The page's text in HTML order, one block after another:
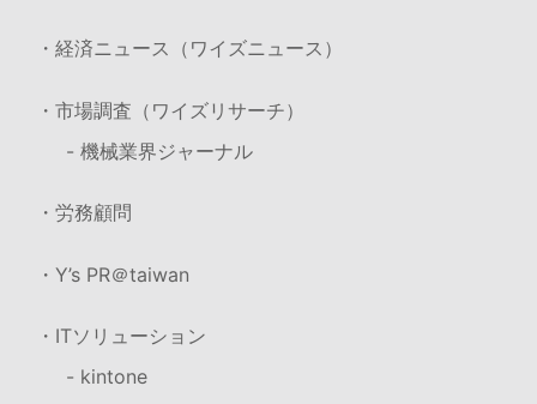
・経済ニュース（ワイズニュース）
・市場調査（ワイズリサーチ）
- 機械業界ジャーナル
・労務顧問
・Y’s PR＠taiwan
・ITソリューション
- kintone